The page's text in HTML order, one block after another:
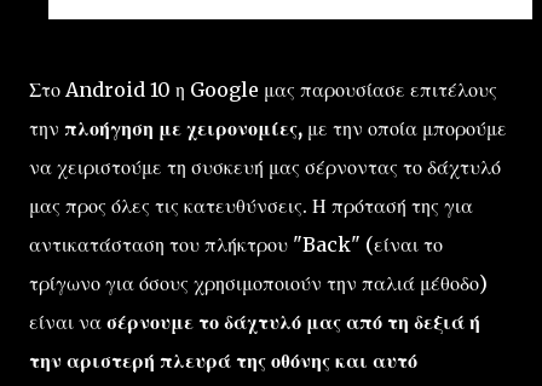
Στο Android 10 η Google μας παρουσίασε επιτέλους
την πλοήγηση με χειρονομίες, με την οποία μπορούμε
να χειριστούμε τη συσκευή μας σέρνοντας το δάχτυλό
μας προς όλες τις κατευθύνσεις. Η πρότασή της για
αντικατάσταση του πλήκτρου "Back" (είναι το
τρίγωνο για όσους χρησιμοποιούν την παλιά μέθοδο)
είναι να σέρνουμε το δάχτυλό μας από τη δεξιά ή
την αριστερή πλευρά της οθόνης και αυτό